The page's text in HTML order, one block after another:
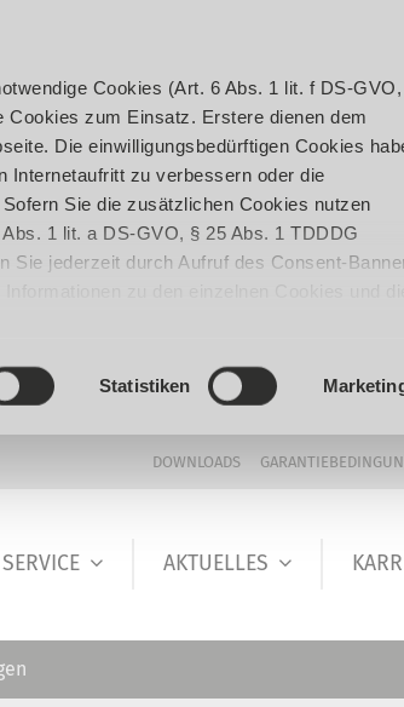
Cookies (Art. 6 Abs. 1 lit. f DS-
zum Einsatz. Erstere dienen dem
Die einwilligungsbedürftigen Cookies
Internetaufritt zu verbessern oder die
Sie die zusätzlichen Cookies nutzen
1 lit. a DS-GVO, § 25 Abs. 1 TDDDG
Sie jederzeit durch Aufruf des Consent-
Statistiken
DOWNLOADS
SERVICE AKTUELLES